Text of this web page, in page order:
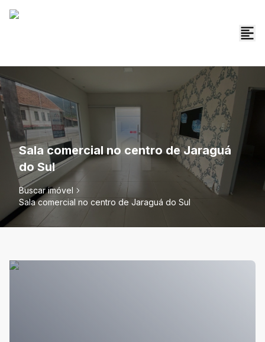
Sala comercial no centro de Jaraguá
do Sul
Buscar imóvel
Sala comercial no centro de Jaraguá do Sul